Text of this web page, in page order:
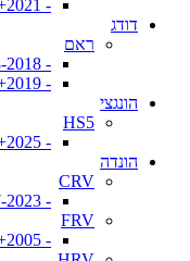
- 2021+
דודג
ראם
- 2008-2018
- 2019+
הונגצי
HS5
- 2025+
הונדה
CRV
- 2017-2023
FRV
- 2005+